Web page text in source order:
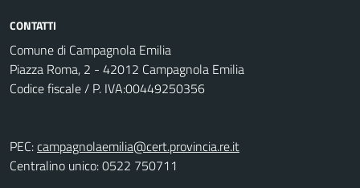
CONTATTI
Comune di Campagnola Emilia
Piazza Roma, 2 - 42012 Campagnola Emilia
Codice fiscale / P. IVA:00449250356
PEC:campagnolaemilia@cert.provincia.re.it
Centralino unico: 0522 750711